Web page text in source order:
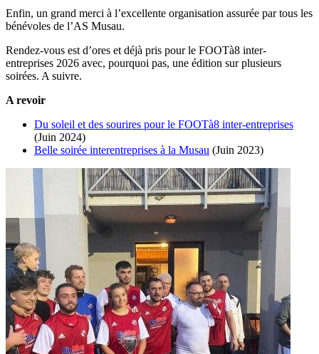
Enfin, un grand merci à l’excellente organisation assurée par tous les
bénévoles de l’AS Musau.
Rendez-vous est d’ores et déjà pris pour le FOOTà8 inter-
entreprises 2026 avec, pourquoi pas, une édition sur plusieurs
soirées. A suivre.
A revoir
Du soleil et des sourires pour le FOOTà8 inter-entreprises
(Juin 2024)
Belle soirée interentreprises à la Musau (Juin 2023)